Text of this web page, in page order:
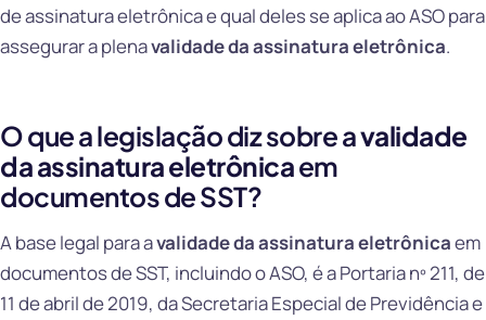
de assinatura eletrônica e qual deles se aplica ao ASO para
assegurar a plenavalidade da assinatura eletrônica.
O que a legislação diz sobre avalidade
da assinatura eletrônicaem
documentos de SST?
A base legal para avalidade da assinatura eletrônicaem
documentos de SST, incluindo o ASO, é a Portaria nº 211, de
11 de abril de 2019, da Secretaria Especial de Previdência e